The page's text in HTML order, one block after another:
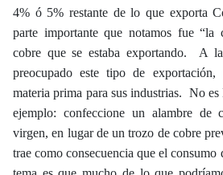
4% ó 5% restante de lo que exporta
parte importante que notamos fue “la
cobre que se estaba exportando. A
preocupado este tipo de
materia prima para sus industrias. No
ejemplo: confeccione un alambre de
virgen, en lugar de un trozo de cobre
trae como consecuencia que el